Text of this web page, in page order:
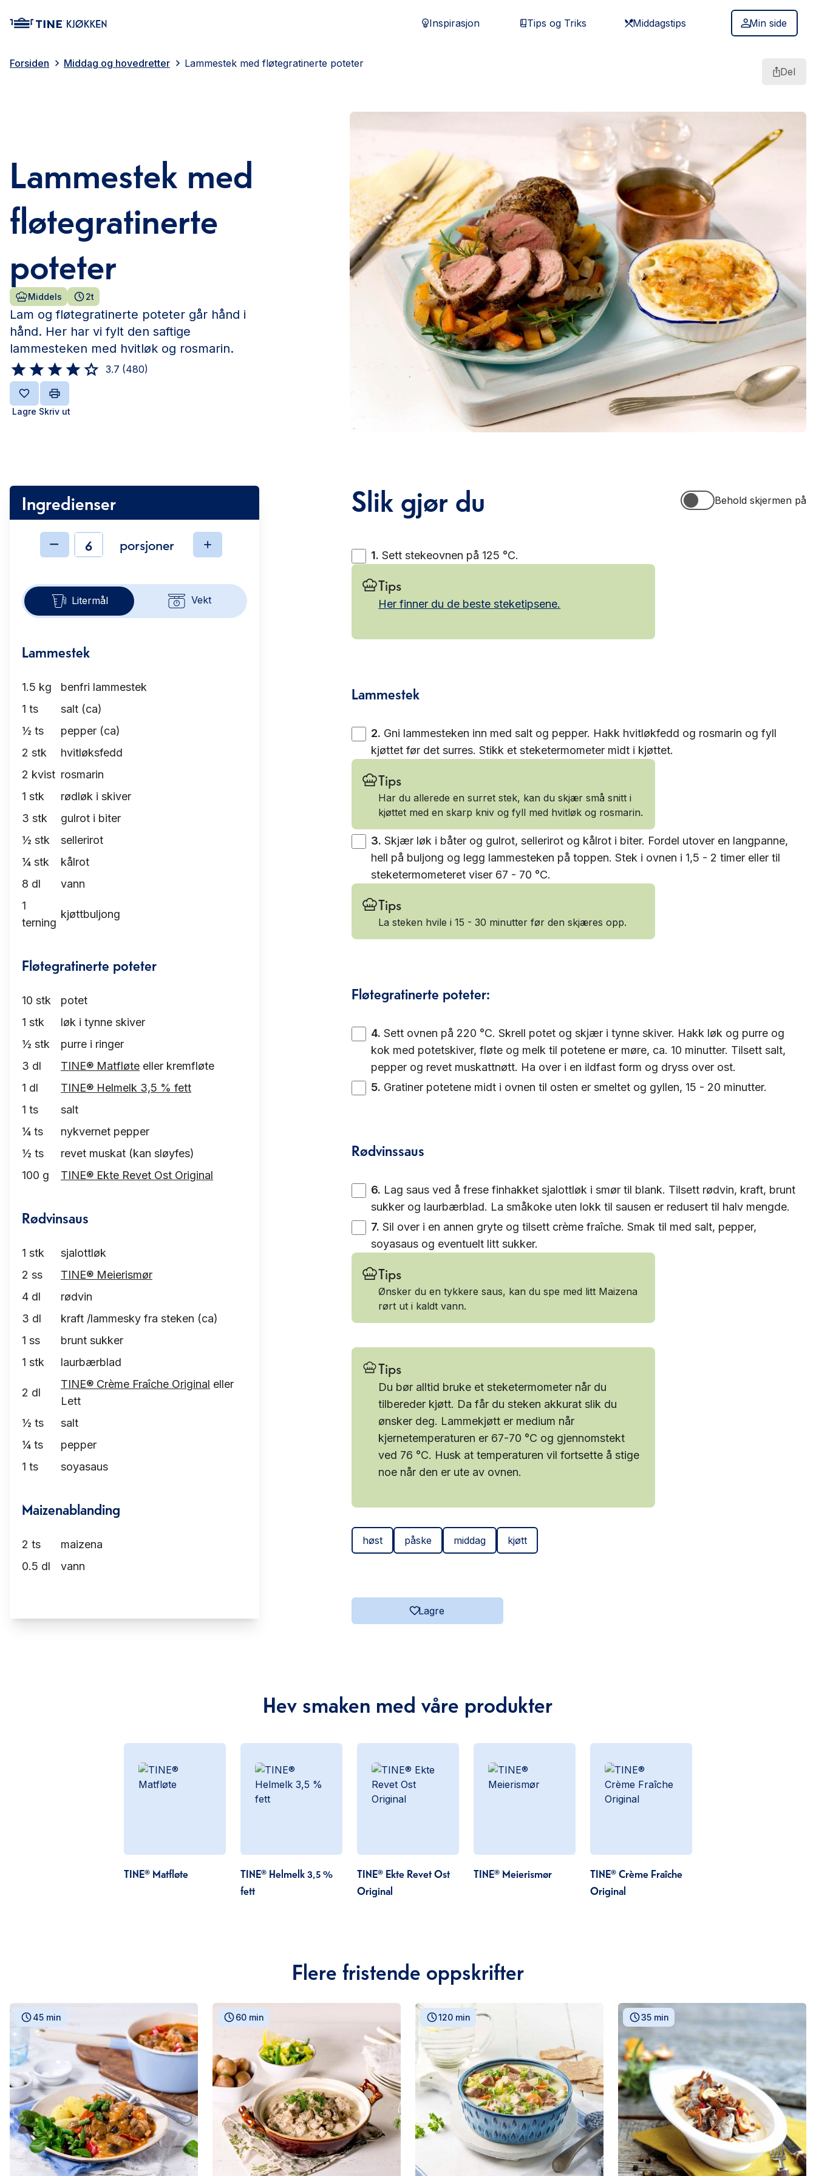
Inspirasjon Tips og Triks Middagstips Min side
Forsiden Middag og hovedretter Lammestek med fløtegratinerte poteter
Del
Lammestek med
fløtegratinerte
poteter
Middels 2t
Lam og fløtegratinerte poteter går hånd i
hånd. Her har vi fylt den saftige
lammesteken med hvitløk og rosmarin.
3.7 (480)
Lagre Skriv ut
Ingredienser
Ingredienserporsjoner
Litermål Vekt
Lammestek
1.5 kg
benfri lammestek
1 ts
salt (ca)
½ ts
pepper (ca)
2 stk
hvitløksfedd
2 kvist rosmarin
1 stk
rødløk i skiver
3 stk
gulrot i biter
½ stk
sellerirot
¼ stk
kålrot
8 dl
vann
1
terning
kjøttbuljong
Fløtegratinerte poteter
10 stk
potet
1 stk
løk i tynne skiver
½ stk
purre i ringer
3 dl TINE® Matfløte eller kremfløte
1 dl
TINE® Helmelk 3,5 % fett
1 ts
salt
¼ ts
nykvernet pepper
½ ts
revet muskat (kan sløyfes)
100 g TINE® Ekte Revet Ost Original
Rødvinsaus
1 stk
sjalottløk
2 ss
TINE® Meierismør
4 dl
rødvin
3 dl
kraft /lammesky fra steken (ca)
1 ss
brunt sukker
1 stk laurbærblad
2 dl
TINE® Crème Fraîche Original eller
Lett
½ ts
salt
¼ ts
pepper
1 ts soyasaus
Maizenablanding
2 ts
maizena
0.5 dl vann
Slik gjør du Behold skjermen på
Behold skjermen på
1. Sett stekeovnen på 125 °C.
Tips
Her finner du de beste steketipsene.
Lammestek
2. Gni lammesteken inn med salt og pepper. Hakk hvitløkfedd og rosmarin og fyll
kjøttet før det surres. Stikk et steketermometer midt i kjøttet.
Tips
Har du allerede en surret stek, kan du skjær små snitt i
kjøttet med en skarp kniv og fyll med hvitløk og rosmarin.
3. Skjær løk i båter og gulrot, sellerirot og kålrot i biter. Fordel utover en langpanne,
hell på buljong og legg lammesteken på toppen. Stek i ovnen i 1,5 - 2 timer eller til
steketermometeret viser 67 - 70 °C.
Tips
La steken hvile i 15 - 30 minutter før den skjæres opp.
Fløtegratinerte poteter:
4. Sett ovnen på 220 °C. Skrell potet og skjær i tynne skiver. Hakk løk og purre og
kok med potetskiver, fløte og melk til potetene er møre, ca. 10 minutter. Tilsett salt,
pepper og revet muskattnøtt. Ha over i en ildfast form og dryss over ost.
5. Gratiner potetene midt i ovnen til osten er smeltet og gyllen, 15 - 20 minutter.
Rødvinssaus
6. Lag saus ved å frese finhakket sjalottløk i smør til blank. Tilsett rødvin, kraft, brunt
sukker og laurbærblad. La småkoke uten lokk til sausen er redusert til halv mengde.
7. Sil over i en annen gryte og tilsett crème fraîche. Smak til med salt, pepper,
soyasaus og eventuelt litt sukker.
Tips
Ønsker du en tykkere saus, kan du spe med litt Maizena
rørt ut i kaldt vann.
Tips
Du bør alltid bruke et steketermometer når du
tilbereder kjøtt. Da får du steken akkurat slik du
ønsker deg. Lammekjøtt er medium når
kjernetemperaturen er 67-70 °C og gjennomstekt
ved 76 °C. Husk at temperaturen vil fortsette å stige
noe når den er ute av ovnen.
høst påske middag kjøtt
Lagre
Hev smaken med våre produkter
TINE® Matfløte
TINE® Helmelk 3,5 %
fett
TINE® Ekte Revet Ost
Original
TINE® Meierismør
TINE® Crème Fraîche
Original
Flere fristende oppskrifter
45 min 60 min 120 min 35 min